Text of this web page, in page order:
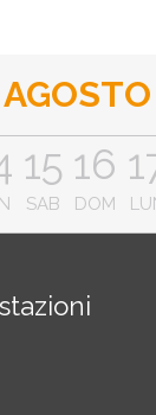
15
SAB
16
DOM